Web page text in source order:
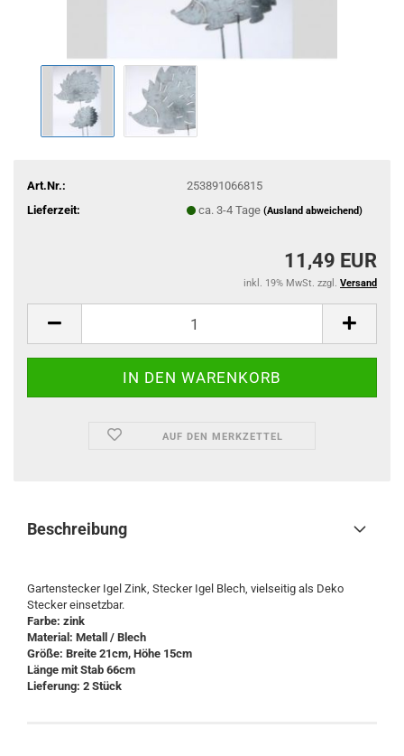
Art.Nr.:
253891066815
Lieferzeit:
ca. 3-4 Tage (Ausland abweichend)
11,49 EUR
inkl. 19% MwSt. zzgl. Versand
AUF DEN MERKZETTEL
Beschreibung
Gartenstecker Igel Zink, Stecker Igel Blech, vielseitig als Deko
Stecker einsetzbar.
Farbe: zink
Material: Metall / Blech
Größe: ​Breite 21cm, Höhe 15cm
Länge mit Stab 66cm
Lieferung: ​2 Stück